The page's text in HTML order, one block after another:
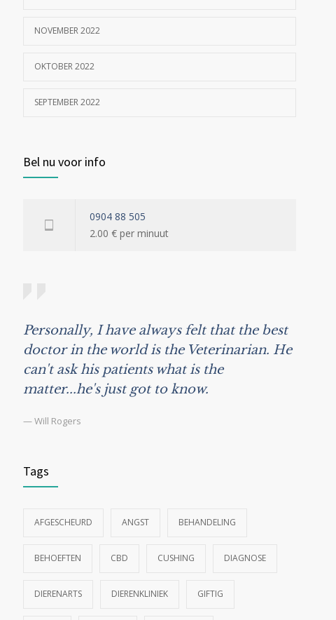
NOVEMBER 2022
OKTOBER 2022
SEPTEMBER 2022
Bel nu voor info
0904 88 505
2.00 € per minuut
Personally, I have always felt that the best
doctor in the world is the Veterinarian. He
can't ask his patients what is the
matter...he's just got to know.
— Will Rogers
Tags
AFGESCHEURD ANGST BEHANDELING
BEHOEFTEN CBD CUSHING DIAGNOSE
DIERENARTS DIERENKLINIEK GIFTIG